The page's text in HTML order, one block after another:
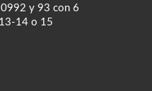
y 93 con 6
14 o 15